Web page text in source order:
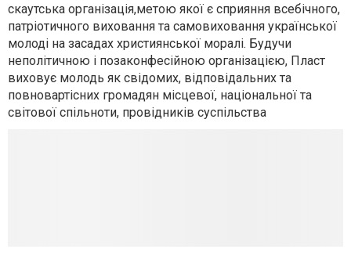
скаутська організація,метою якої є сприяння всебічного,
патріотичного виховання та самовиховання української
молоді на засадах християнської моралі. Будучи
неполітичною і позаконфесійною організацією, Пласт
виховує молодь як свідомих, відповідальних та
повновартісних громадян місцевої, національної та
світової спільноти, провідників суспільства